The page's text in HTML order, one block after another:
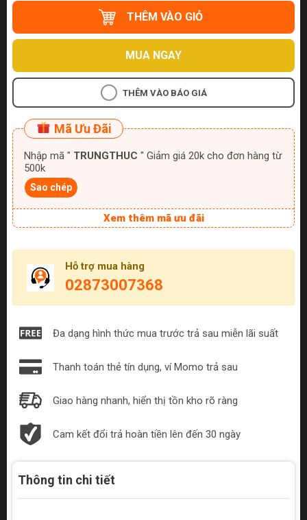
THÊM VÀO GIỎ
MUA NGAY
THÊM VÀO BÁO GIÁ
Mã Ưu Đãi
Nhập mã " TRUNGTHUC " Giảm giá 20k cho đơn hàng từ
500k
Sao chép
Xem thêm mã ưu đãi
Hỗ trợ mua hàng
02873007368
Đa dạng hình thức mua trước trả sau miễn lãi suất
Thanh toán thẻ tín dụng, ví Momo trả sau
Giao hàng nhanh, hiển thị tồn kho rõ ràng
Cam kết đổi trả hoàn tiền lên đến 30 ngày
Thông tin chi tiết